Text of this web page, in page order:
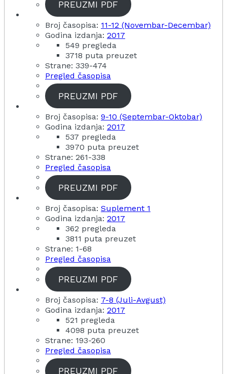
PREUZMI PDF
Broj časopisa: 11-12 (Novembar-Decembar)
Godina izdanja: 2017
549 pregleda
3718 puta preuzet
Strane: 339-474
Pregled časopisa
PREUZMI PDF
Broj časopisa: 9-10 (Septembar-Oktobar)
Godina izdanja: 2017
537 pregleda
3970 puta preuzet
Strane: 261-338
Pregled časopisa
PREUZMI PDF
Broj časopisa: Suplement 1
Godina izdanja: 2017
362 pregleda
3811 puta preuzet
Strane: 1-68
Pregled časopisa
PREUZMI PDF
Broj časopisa: 7-8 (Juli-Avgust)
Godina izdanja: 2017
521 pregleda
4098 puta preuzet
Strane: 193-260
Pregled časopisa
PREUZMI PDF